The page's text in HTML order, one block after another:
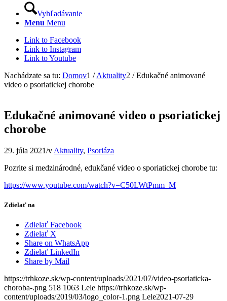
Vyhľadávanie
Menu Menu
Link to Facebook
Link to Instagram
Link to Youtube
Nachádzate sa tu: Domov1 / Aktuality2 / Edukačné animované
video o psoriatickej chorobe
Edukačné animované video o psoriatickej
chorobe
29. júla 2021/v Aktuality, Psoriáza
Pozrite si medzinárodné, edukčané video o sporiatickej chorobe tu:
https://www.youtube.com/watch?v=C50LWtPmm_M
Zdielať na
Zdielať Facebook
Zdielať X
Share on WhatsApp
Zdielať LinkedIn
Share by Mail
https://trhkoze.sk/wp-content/uploads/2021/07/video-psoriaticka-
choroba-.png 518 1063 Lele https://trhkoze.sk/wp-
content/uploads/2019/03/logo_color-1.png Lele2021-07-29